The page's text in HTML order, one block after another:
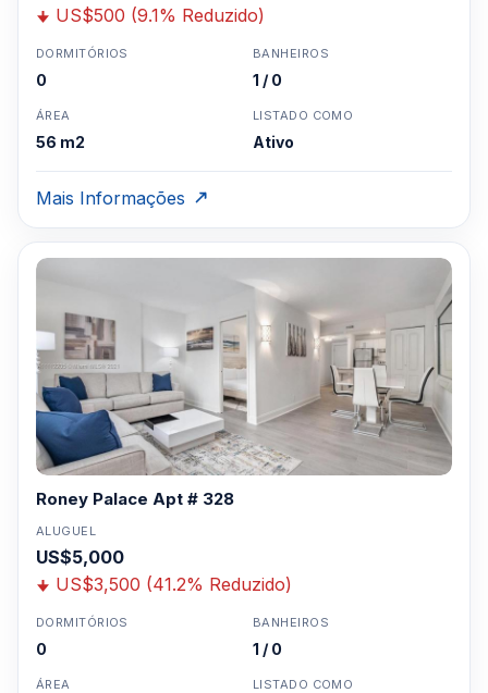
US$500 (9.1% Reduzido)
DORMITÓRIOS
0
BANHEIROS
1 / 0
ÁREA
56 m2
LISTADO COMO
Ativo
Mais Informações
Roney Palace Apt # 328
ALUGUEL
US$5,000
US$3,500 (41.2% Reduzido)
DORMITÓRIOS
0
BANHEIROS
1 / 0
ÁREA LISTADO COMO